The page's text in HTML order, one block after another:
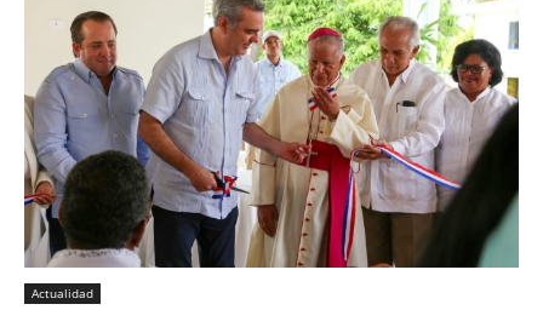
Actualidad